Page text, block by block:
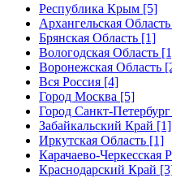
Республика Крым [5]
Архангельская
Брянская Область [1]
Вологодская Область
Воронежская Область
Вся Россия [4]
Город Москва [5]
Город Санкт-
Забайкальский Край [1]
Иркутская Область [1]
Карачаево-Черкесская
Краснодарский Край